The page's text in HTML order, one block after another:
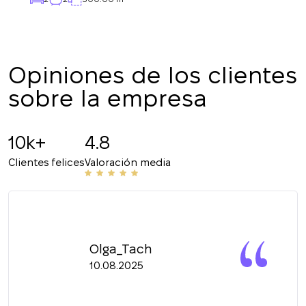
Opiniones de los clientes
sobre la empresa
10k+
Clientes felices
4.8
Valoración media
Olga_Tach
10.08.2025
+380